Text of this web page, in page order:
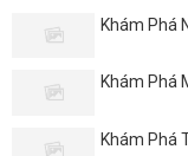
Khám Phá
Khám Phá
Khám Phá